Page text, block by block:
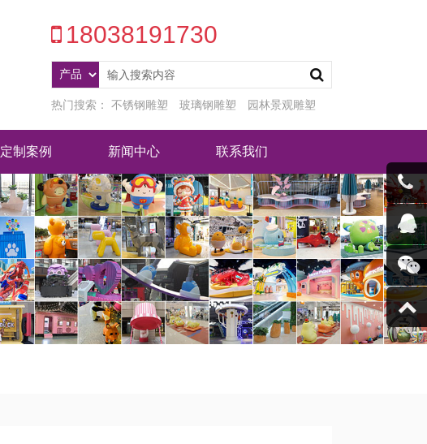
18038191730
热门搜索： 不锈钢雕塑 玻璃钢雕塑 园林景观雕塑
定制案例 新闻中心 联系我们
客服微